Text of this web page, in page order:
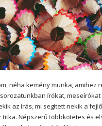
néha kemény munka, amihez
írókat,
az írás, mi segített nekik a
titka. Népszerű többkötetes és